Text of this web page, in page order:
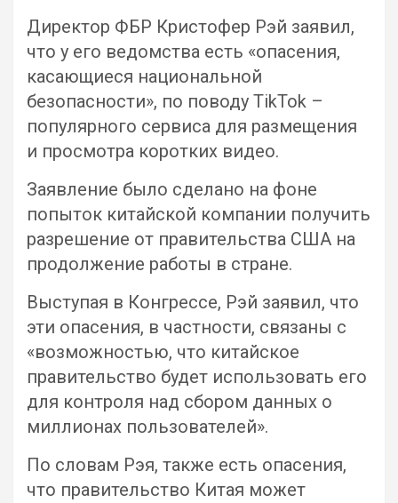
Директор ФБР Кристофер Рэй заявил,
что у его ведомства есть «опасения,
касающиеся национальной
безопасности», по поводу TikTok –
популярного сервиса для размещения
и просмотра коротких видео.
Заявление было сделано на фоне
попыток китайской компании получить
разрешение от правительства США на
продолжение работы в стране.
Выступая в Конгрессе, Рэй заявил, что
эти опасения, в частности, связаны с
«возможностью, что китайское
правительство будет использовать его
для контроля над сбором данных о
миллионах пользователей».
По словам Рэя, также есть опасения,
что правительство Китая может